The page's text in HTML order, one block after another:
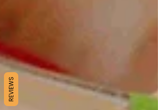
REVIEWS